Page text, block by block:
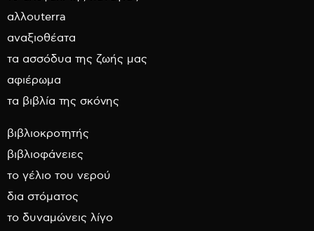
αλλουterra
αναξιοθέατα
τα ασσόδυα της ζωής μας
αφιέρωμα
τα βιβλία της σκόνης
βιβλιοκροτητής
βιβλιοφάνειες
το γέλιο του νερού
δια στόματος
το δυναμώνεις λίγο